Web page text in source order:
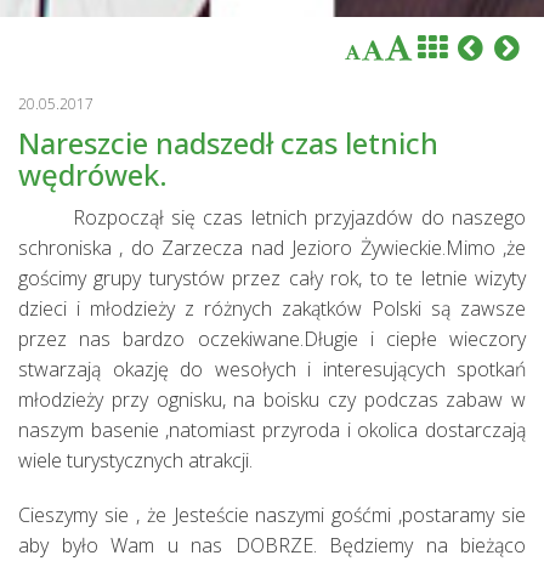
20.05.2017
Nareszcie nadszedł czas letnich
wędrówek.
Rozpoczął się czas letnich przyjazdów do naszego
schroniska , do Zarzecza nad Jezioro Żywieckie.Mimo ,że
gościmy grupy turystów przez cały rok, to te letnie wizyty
dzieci i młodzieży z różnych zakątków Polski są zawsze
przez nas bardzo oczekiwane.Długie i ciepłe wieczory
stwarzają okazję do wesołych i interesujących spotkań
młodzieży przy ognisku, na boisku czy podczas zabaw w
naszym basenie ,natomiast przyroda i okolica dostarczają
wiele turystycznych atrakcji.
Cieszymy sie , że Jesteście naszymi gośćmi ,postaramy sie
aby było Wam u nas DOBRZE. Będziemy na bieżąco